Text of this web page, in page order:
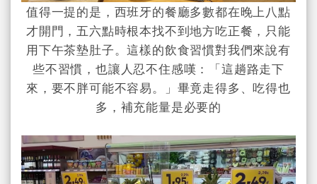
值得一提的是，西班牙的餐廳多數都在晚上八點
才開門，五六點時根本找不到地方吃正餐，只能
用下午茶墊肚子。這樣的飲食習慣對我們來說有
些不習慣，也讓人忍不住感嘆：「這趟路走下
來，要不胖可能不容易。」畢竟走得多、吃得也
多，補充能量是必要的